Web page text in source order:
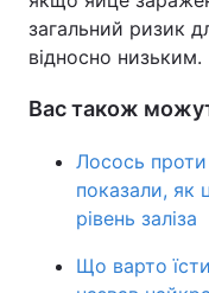
загальний ризик
відносно низьким.
Вас також
Лосось
показали, як
рівень заліза
Що варто